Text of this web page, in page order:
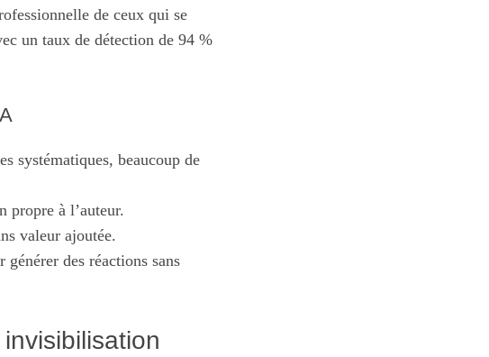
de ceux qui se
un taux de détection de 94 %
systématiques, beaucoup de
propre à l’auteur.
valeur ajoutée.
des réactions sans